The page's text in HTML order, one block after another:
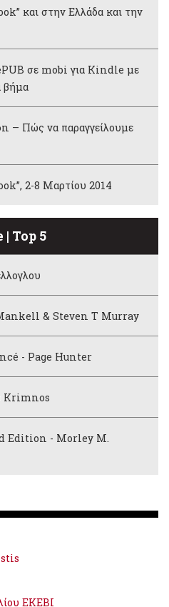
και στην Ελλάδα και την
σε mobi για Kindle με
βήμα
– Πώς να παραγγείλουμε
2-8 Μαρτίου 2014
| Top 5
& Steven T Murray
- Page Hunter
Krimnos
Edition - Morley M.
ΕΚΕΒΙ